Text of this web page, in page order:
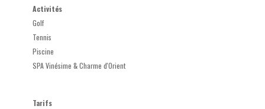
Activités
Golf
Tennis
Piscine
SPA Vinésime & Charme d'Orient
Tarifs